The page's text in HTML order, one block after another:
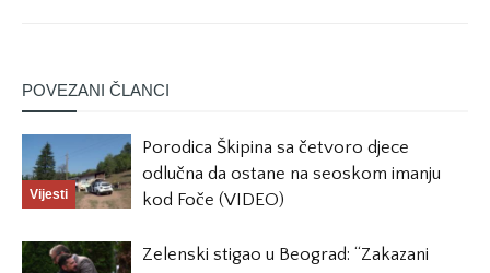
POVEZANI ČLANCI
Vijesti
Porodica Škipina sa četvoro djece
odlučna da ostane na seoskom imanju
kod Foče (VIDEO)
Zelenski stigao u Beograd: “Zakazani